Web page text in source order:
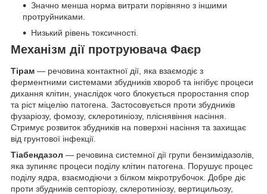
Значно менша норма витрати порівняно з іншими
протруйниками.
Низький рівень токсичності.
Механізм дії протруювача Фаєр
Тірам — речовина контактної дії, яка взаємодіє з
ферментними системами збудників хвороб та інгібує процеси
дихання клітин, унаслідок чого блокується проростання спор
та ріст міцелію патогена. Застосовується проти збудників
фузаріозу, фомозу, склеротиніозу, пліснявіння насіння.
Стримує розвиток збудників на поверхні насіння та захищає
від грунтової інфекції.
Тіабендазол — речовина системної дії групи бензимідазолів,
яка зупиняє процеси поділу клітин патогена. Порушує процес
поділу ядра, взаємодіючи з білком мікротрубочок. Добре діє
проти збудників септоріозу, склеротиніозу, вертицильозу,